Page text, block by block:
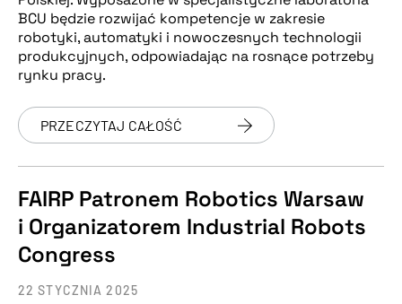
BCU będzie rozwijać kompetencje w zakresie
robotyki, automatyki i nowoczesnych technologii
produkcyjnych, odpowiadając na rosnące potrzeby
rynku pracy.
PRZECZYTAJ CAŁOŚĆ
FAIRP Patronem Robotics Warsaw
i Organizatorem Industrial Robots
Congress
22 STYCZNIA 2025